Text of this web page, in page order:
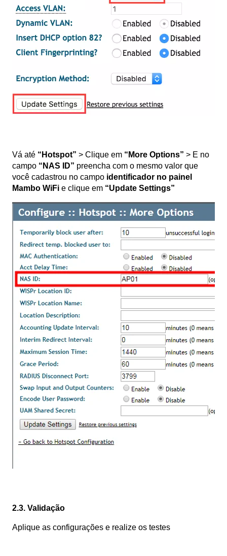
Vá até “Hotspot” > Clique em “More Options” > E no
campo “NAS ID” preencha com o mesmo valor que
você cadastrou no campo identificador no painel
Mambo WiFi e clique em “Update Settings”
2.3. Validação
Aplique as configurações e realize os testes